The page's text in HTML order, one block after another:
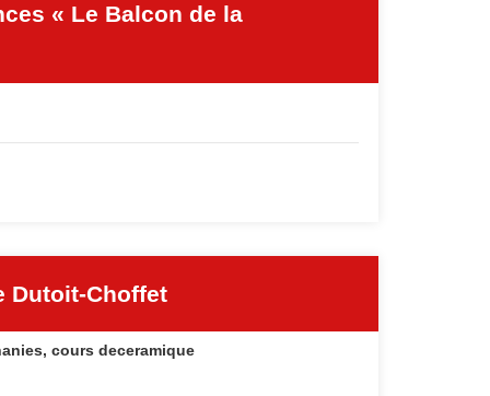
« Le Balcon de la
Dutoit-Choffet
cours deceramique